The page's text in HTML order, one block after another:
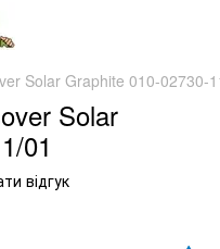
Solar Graphite 010-02730-
Solar
01
відгук